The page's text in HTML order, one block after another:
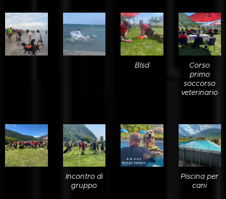
Blsd
Corso
primo
soccorso
veterinario
Incontro di
gruppo
Piscina per
cani